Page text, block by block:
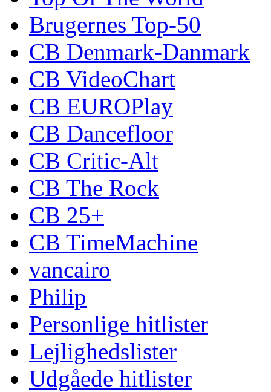
Brugernes Top-50
CB Denmark-Danmark
CB VideoChart
CB EUROPlay
CB Dancefloor
CB Critic-Alt
CB The Rock
CB 25+
CB TimeMachine
vancairo
Philip
Personlige hitlister
Lejlighedslister
Udgåede hitlister